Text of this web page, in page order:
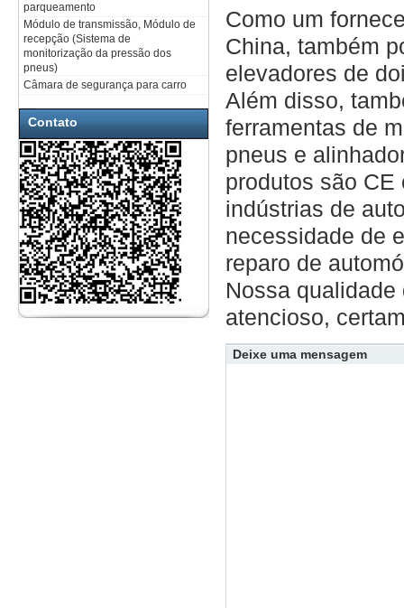
parqueamento
Módulo de transmissão, Módulo de
recepção (Sistema de
monitorização da pressão dos
pneus)
Câmara de segurança para carro
Contato
Como um
China, também
elevadores de
Além disso,
ferramentas de
pneus e
produtos são
indústrias de
necessidade de
reparo de
Nossa
atencioso,
Deixe uma mensagem